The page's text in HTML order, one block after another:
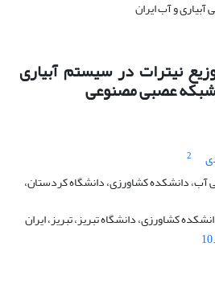
نیترات در سیستم آبیاری
شبکه عصبی مصنوعی
2
آب، دانشکده کشاورزی، دانشگاه کردستان،
کشاورزی، دانشگاه تبریز، تبریز، ایران